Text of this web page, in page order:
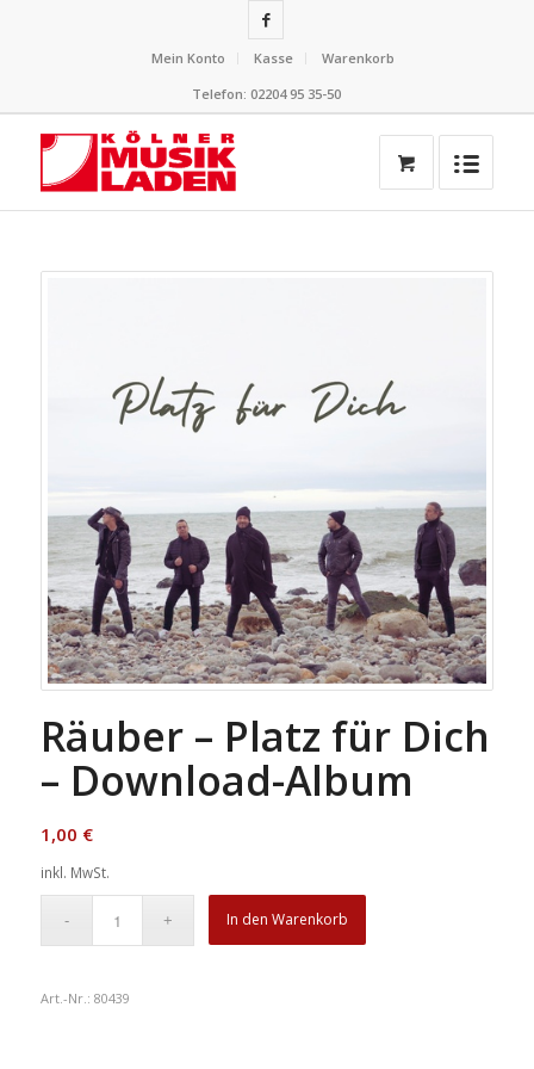
Mein Konto Kasse
Warenkorb
Telefon: 02204 95 35-50
Räuber – Platz für Dich
– Download-Album
1,00 €
inkl. MwSt.
In den Warenkorb
Art.-Nr.: 80439